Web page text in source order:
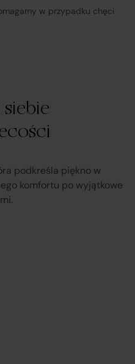
w przypadku chęci
podkreśla piękno w
komfortu po wyjątkowe
dokumentację
w języku polskim;
pośrednictwa;
odstąpienia od
od umowy sprzedaży
towaru oraz dokonuje
realizację umów